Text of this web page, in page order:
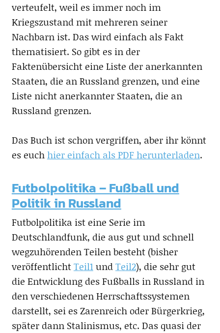
verteufelt, weil es immer noch im
Kriegszustand mit mehreren seiner
Nachbarn ist. Das wird einfach als Fakt
thematisiert. So gibt es in der
Faktenübersicht eine Liste der anerkannten
Staaten, die an Russland grenzen, und eine
Liste nicht anerkannter Staaten, die an
Russland grenzen.
Das Buch ist schon vergriffen, aber ihr könnt
es euchhier einfach als PDF herunterladen.
Futbolpolitika – Fußball und
Politik in Russland
Futbolpolitika ist eine Serie im
Deutschlandfunk, die aus gut und schnell
wegzuhörenden Teilen besteht (bisher
veröffentlichtTeil1undTeil2), die sehr gut
die Entwicklung des Fußballs in Russland in
den verschiedenen Herrschaftssystemen
darstellt, sei es Zarenreich oder Bürgerkrieg,
später dann Stalinismus, etc. Das quasi der